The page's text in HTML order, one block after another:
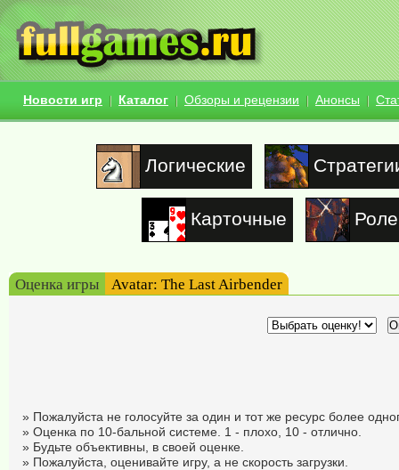
Новости игр Каталог Обзоры и рецензии Анонсы
Логические
Карточные
Оценка игры Avatar: The Last Airbender
» Пожалуйста не голосуйте за один и тот же ресурс более
» Оценка по 10-бальной системе. 1 - плохо, 10 - отлично.
» Будьте объективны, в своей оценке.
» Пожалуйста, оценивайте игру, а не скорость загрузки.